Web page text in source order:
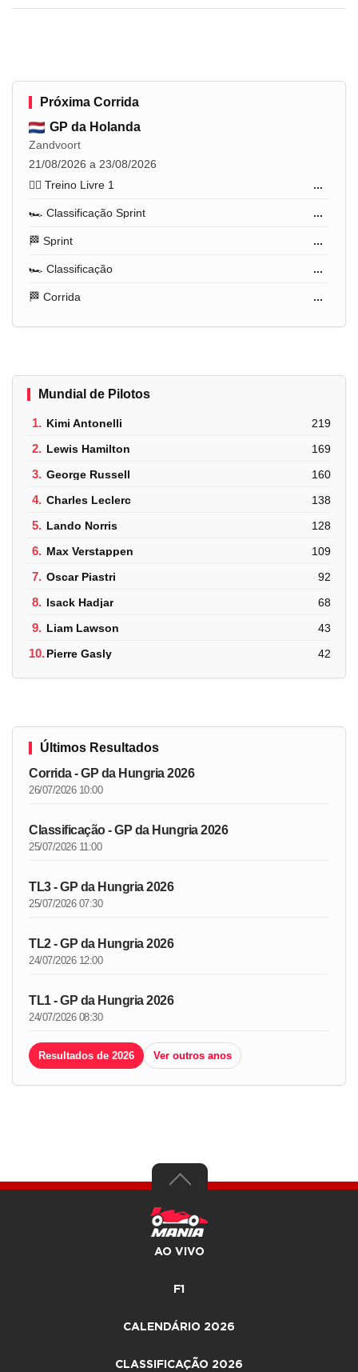
Próxima Corrida
GP da Holanda
Zandvoort
21/08/2026 a 23/08/2026
🏋️‍♂️ Treino Livre 1
...
🏎️ Classificação Sprint ...
🏁 Sprint ...
🏎️ Classificação ...
🏁 Corrida ...
Mundial de Pilotos
1. Kimi Antonelli 219
2. Lewis Hamilton 169
3. George Russell 160
4. Charles Leclerc 138
5. Lando Norris 128
6. Max Verstappen 109
7. Oscar Piastri 92
8. Isack Hadjar 68
9. Liam Lawson 43
10.Pierre Gasly 42
Últimos Resultados
Corrida - GP da Hungria 2026
26/07/2026 10:00
Classificação - GP da Hungria 2026
25/07/2026 11:00
TL3 - GP da Hungria 2026
25/07/2026 07:30
TL2 - GP da Hungria 2026
24/07/2026 12:00
TL1 - GP da Hungria 2026
24/07/2026 08:30
Resultados de 2026 Ver outros anos
AO VIVO
F1
CALENDÁRIO 2026
CLASSIFICAÇÃO 2026